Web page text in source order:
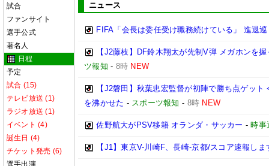
試合
ファンサイト
選手公式
著名人
日程
予定
試合 (15)
テレビ放送 (1)
ラジオ放送 (1)
イベント (4)
誕生日 (4)
チケット発売 (6)
選手出演
ニュース
FIFA「会長は委任受け職務続けている」 進退
【J2藤枝】DF鈴木翔太が先制V弾 メガホンを
ツ報知 - 8時 NEW
【J2磐田】秋葉忠宏監督が初陣で勝ち点ゲッ
を沸かせた - スポーツ報知 - 8時 NEW
佐野航大がPSV移籍 オランダ・サッカー -時事
【J1】東京V-川崎F、長崎-京都/スコア速報し